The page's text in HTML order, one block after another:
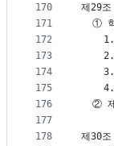
170
171
172
173
174
175
176
177
178
제29
① 학
1.
2.
4.
② 제
제30